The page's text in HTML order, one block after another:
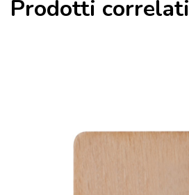
Prodotti correlati